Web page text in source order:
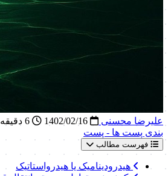
علیرضا محسنی
بندی پست ها - پست
فهرست مطالب
هیدرودینامیک یا هیدرواستاتیک